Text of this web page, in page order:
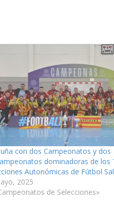
con dos Campeonatos y dos
dominadoras de los
Autonómicas de Fútbol
2025
de Selecciones»